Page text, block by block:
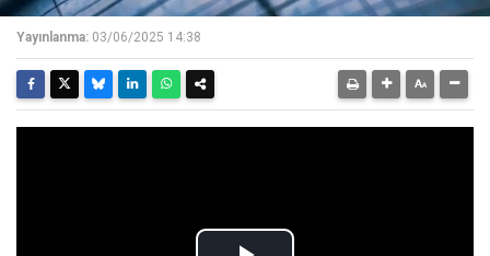
Yayınlanma: 03/06/2025 14:38